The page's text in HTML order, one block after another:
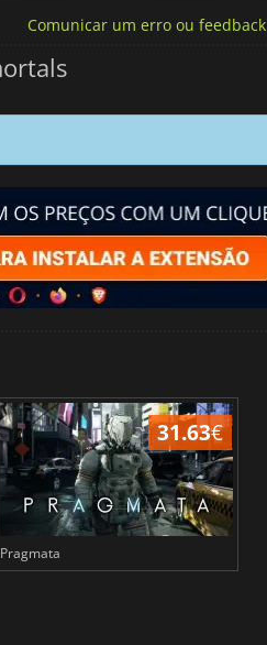
Comunicar um erro ou feedback
31.63€
Pragmata